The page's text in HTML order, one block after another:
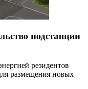
подстанции
резидентов
размещения новых